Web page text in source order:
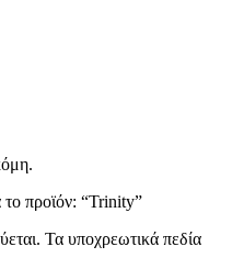
το προϊόν: “Trinity”
Τα υποχρεωτικά πεδία